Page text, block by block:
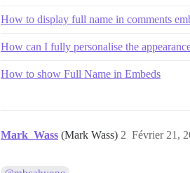
How to display full name in comments
How can I fully personalise the
How to show Full Name in Embeds
Mark_Wass (Mark Wass) Février 21,
2